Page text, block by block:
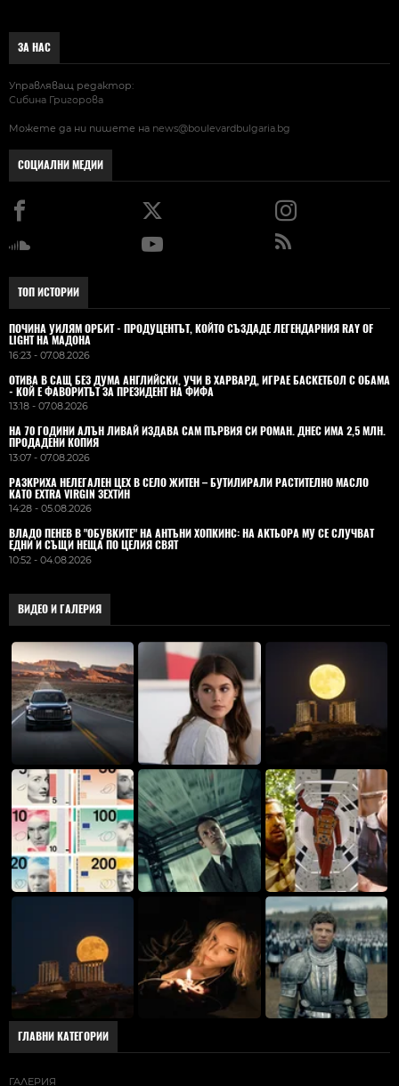
ЗА НАС
Управляващ редактор:
Сибина Григорова
Можете да ни пишете на news@boulevardbulgaria.bg
СОЦИАЛНИ МЕДИИ
ТОП ИСТОРИИ
ПОЧИНА УИЛЯМ ОРБИТ - ПРОДУЦЕНТЪТ, КОЙТО СЪЗДАДЕ ЛЕГЕНДАРНИЯ RAY OF
LIGHT НА МАДОНА
16:23 - 07.08.2026
ОТИВА В САЩ БЕЗ ДУМА АНГЛИЙСКИ, УЧИ В ХАРВАРД, ИГРАЕ БАСКЕТБОЛ С ОБАМА
- КОЙ Е ФАВОРИТЪТ ЗА ПРЕЗИДЕНТ НА ФИФА
13:18 - 07.08.2026
НА 70 ГОДИНИ АЛЪН ЛИВАЙ ИЗДАВА САМ ПЪРВИЯ СИ РОМАН. ДНЕС ИМА 2,5 МЛН.
ПРОДАДЕНИ КОПИЯ
13:07 - 07.08.2026
РАЗКРИХА НЕЛЕГАЛЕН ЦЕХ В СЕЛО ЖИТЕН – БУТИЛИРАЛИ РАСТИТЕЛНО МАСЛО
КАТО EXTRA VIRGIN ЗЕХТИН
14:28 - 05.08.2026
ВЛАДO ПЕНЕВ В "ОБУВКИТЕ" НА АНТЪНИ ХОПКИНС: НА АКТЬОРА МУ СЕ СЛУЧВАТ
ЕДНИ И СЪЩИ НЕЩА ПО ЦЕЛИЯ СВЯТ
10:52 - 04.08.2026
ВИДЕО И ГАЛЕРИЯ
ГЛАВНИ КАТЕГОРИИ
ГАЛЕРИЯ